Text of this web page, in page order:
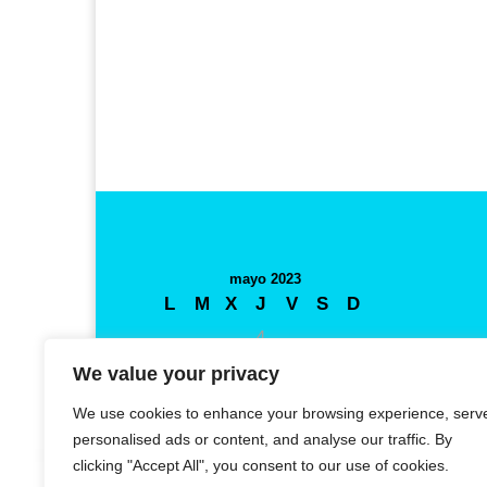
We value your privacy
We use cookies to enhance your browsing experience,
personalised ads or content, and analyse our traffic. By
clicking "Accept All", you consent to our use of cookies.
mayo 2023
L M X J V S
D
1
2 3 4 5 6
7
8
9 10 11
15
19
22 23 24 25 26 27 28
29 30 31